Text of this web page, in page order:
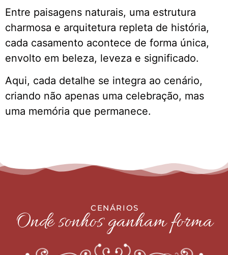
Entre paisagens naturais, uma estrutura
charmosa e arquitetura repleta de história,
cada casamento acontece de forma única,
envolto em beleza, leveza e significado.
Aqui, cada detalhe se integra ao cenário,
criando não apenas uma celebração, mas
uma memória que permanece.
C E N Á R I O S
Onde sonhos ganham forma